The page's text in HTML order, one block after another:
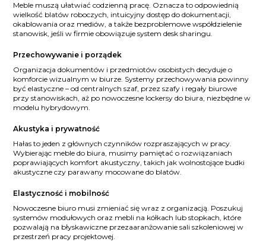
Meble muszą ułatwiać codzienną pracę. Oznacza to odpowiednią
wielkość blatów roboczych, intuicyjny dostęp do dokumentacji,
okablowania oraz mediów, a także bezproblemowe współdzielenie
stanowisk, jeśli w firmie obowiązuje system desk sharingu.
Przechowywanie i porządek
Organizacja dokumentów i przedmiotów osobistych decyduje o
komforcie wizualnym w biurze. Systemy przechowywania powinny
być elastyczne – od centralnych szaf, przez szafy i regały biurowe
przy stanowiskach, aż po nowoczesne lockersy do biura, niezbędne w
modelu hybrydowym.
Akustyka i prywatność
Hałas to jeden z głównych czynników rozpraszających w pracy.
Wybierając meble do biura, musimy pamiętać o rozwiązaniach
poprawiających komfort akustyczny, takich jak wolnostojące budki
akustyczne czy parawany mocowane do blatów.
Elastyczność i mobilność
Nowoczesne biuro musi zmieniać się wraz z organizacją. Poszukuj
systemów modułowych oraz mebli na kółkach lub stopkach, które
pozwalają na błyskawiczne przezaaranżowanie sali szkoleniowej w
przestrzeń pracy projektowej.